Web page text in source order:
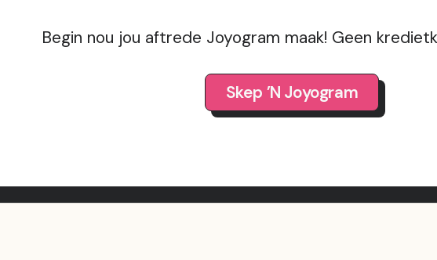
Begin nou jou aftrede Joyogram maak! Geen
Skep ’n Joyogram